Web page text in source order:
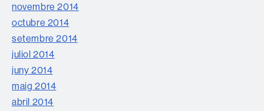
novembre 2014
octubre 2014
setembre 2014
juliol 2014
juny 2014
maig 2014
abril 2014